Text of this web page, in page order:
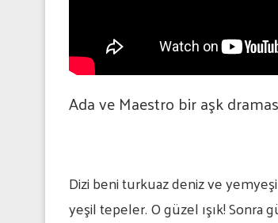
Ada ve Maestro bir aşk
Dizi beni turkuaz deniz ve
yeşil tepeler. O güzel ışık! Sonra